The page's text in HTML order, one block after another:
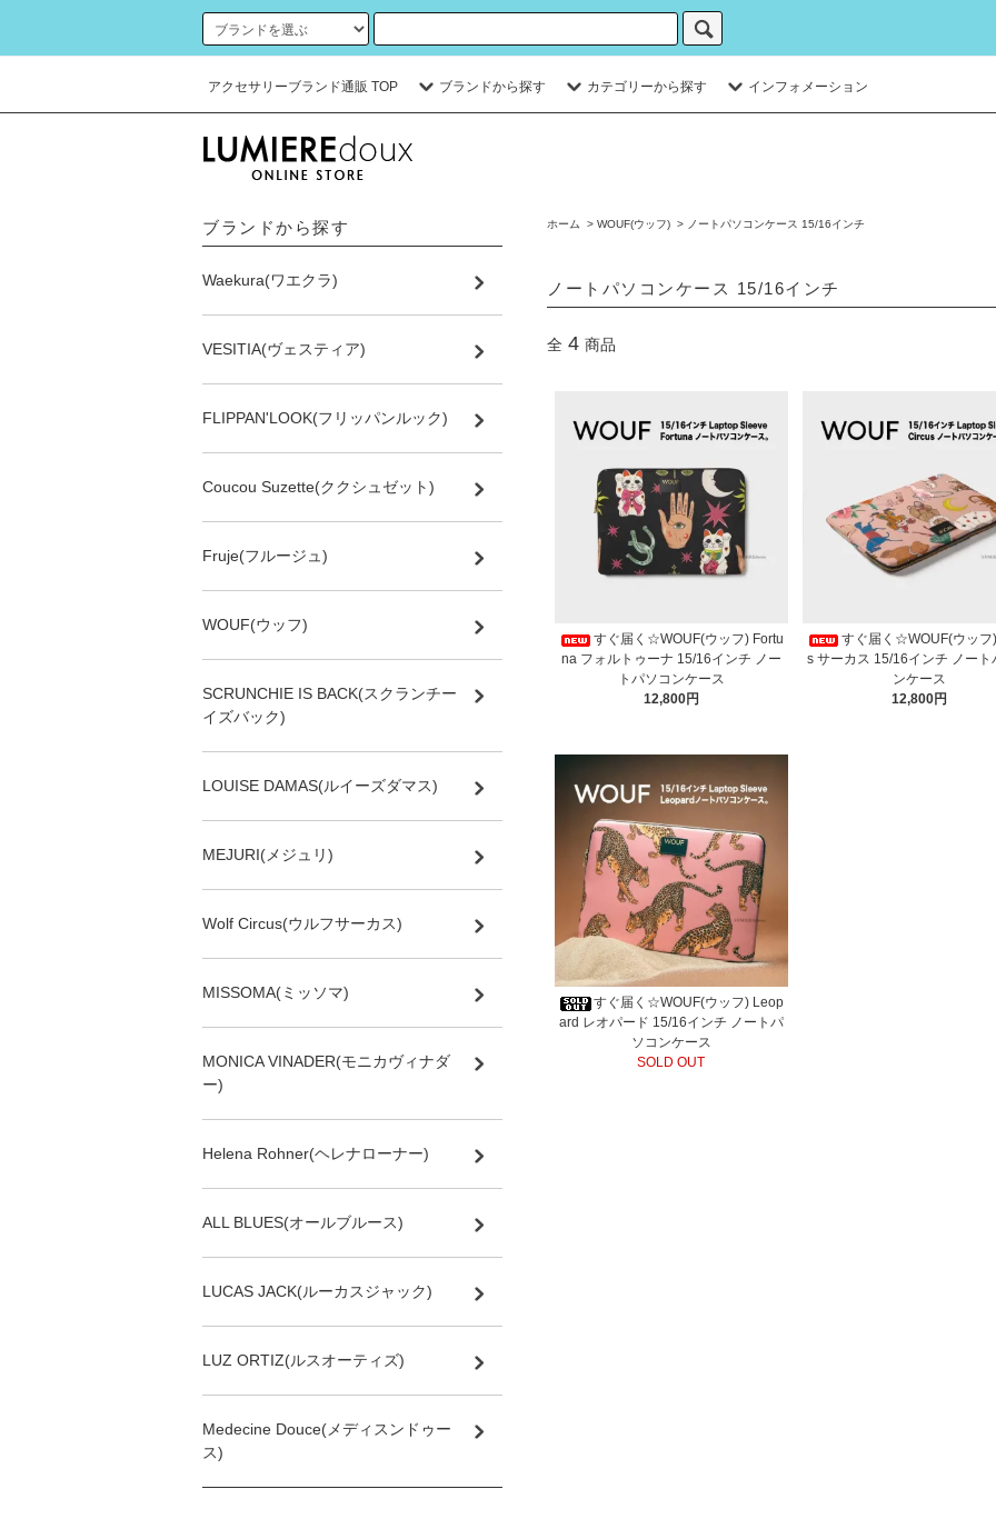
アクセサリーブランド通販 TOP ブランドから探す カテゴリーから探す インフォメーション
ホーム > WOUF(ウッフ) > ノートパソコンケース 15/16インチ
ノートパソコンケース 15/16インチ
全 4 商品
すぐ届く☆WOUF(ウッフ) Fortu
na フォルトゥーナ 15/16インチ ノー
トパソコンケース
12,800円
すぐ届く☆WOUF(ウッフ
s サーカス 15/16インチ ノート
ンケース
12,800円
すぐ届く☆WOUF(ウッフ) Leop
ard レオパード 15/16インチ ノートパ
ソコンケース
SOLD OUT
ブランドから探す
Waekura(ワエクラ)
VESITIA(ヴェスティア)
FLIPPAN'LOOK(フリッパンルック)
Coucou Suzette(ククシュゼット)
Fruje(フルージュ)
WOUF(ウッフ)
SCRUNCHIE IS BACK(スクランチー
イズバック)
LOUISE DAMAS(ルイーズダマス)
MEJURI(メジュリ)
Wolf Circus(ウルフサーカス)
MISSOMA(ミッソマ)
MONICA VINADER(モニカヴィナダ
ー)
Helena Rohner(ヘレナローナー)
ALL BLUES(オールブルース)
LUCAS JACK(ルーカスジャック)
LUZ ORTIZ(ルスオーティズ)
Medecine Douce(メディスンドゥー
ス)